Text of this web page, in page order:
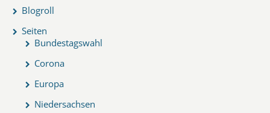
Blogroll
Seiten
Bundestagswahl
Corona
Europa
Niedersachsen